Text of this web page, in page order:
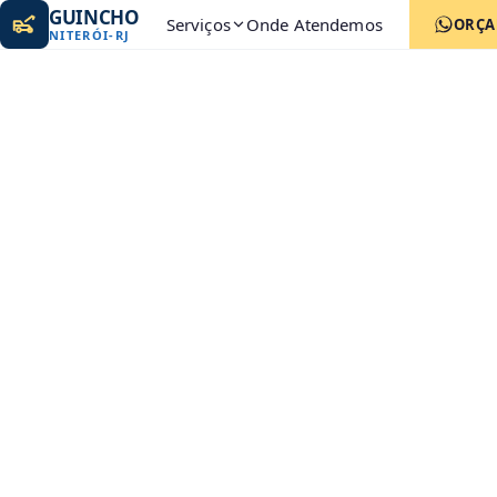
GUINCHO
NITERÓI- RJ Serviços Onde Atendemos